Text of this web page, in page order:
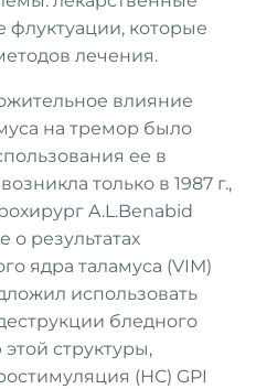
которые
лечения.
влияние
на тремор было
ее в
только в 1987 г.,
A.L.Benabid
результатах
ядра таламуса (VIM)
использовать
бледного
структуры,
(НС) GPI